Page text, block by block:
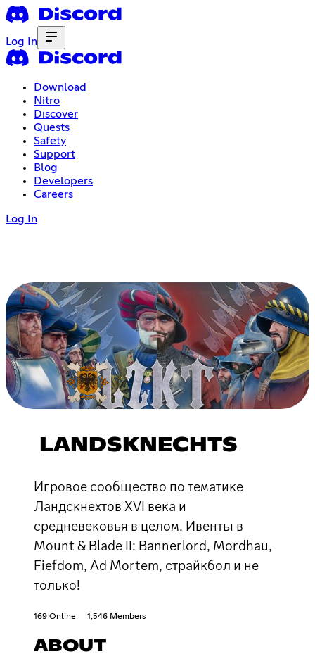
Log In
Download
Nitro
Discover
Quests
Safety
Support
Blog
Developers
Careers
Log In
LANDSKNECHTS
Игровое сообщество по тематике
Ландскнехтов XVI века и
средневековья в целом. Ивенты в
Mount & Blade II: Bannerlord, Mordhau,
Fiefdom, Ad Mortem, страйкбол и не
только!
169 Online 1,546 Members
ABOUT